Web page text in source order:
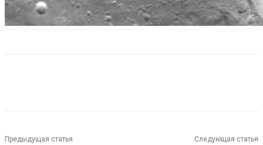
Предыдущая статья Следующая статья